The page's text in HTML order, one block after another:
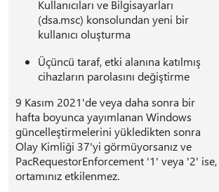
Kullanıcıları ve Bilgisayarları
(dsa.msc) konsolundan yeni bir
kullanıcı oluşturma
Üçüncü taraf, etki alanına katılmış
cihazların parolasını değiştirme
9 Kasım 2021'de veya daha sonra bir
hafta boyunca yayımlanan Windows
güncelleştirmelerini yükledikten sonra
Olay Kimliği 37'yi görmüyorsanız ve
PacRequestorEnforcement '1' veya '2' ise,
ortamınız etkilenmez.